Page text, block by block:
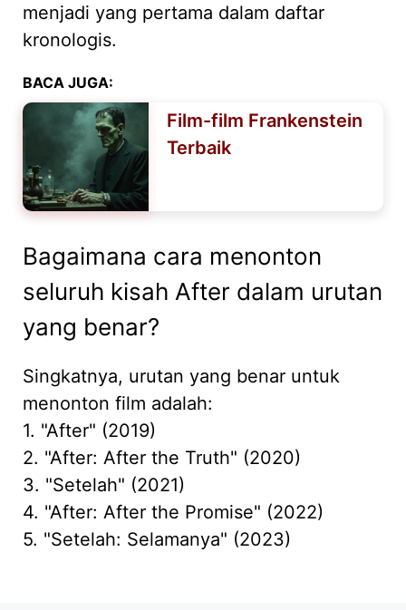
menjadi yang pertama dalam daftar
kronologis.
BACA JUGA:
Film-film Frankenstein
Terbaik
Bagaimana cara menonton
seluruh kisah After dalam urutan
yang benar?
Singkatnya, urutan yang benar untuk
menonton film adalah:
1. "After" (2019)
2. "After: After the Truth" (2020)
3. "Setelah" (2021)
4. "After: After the Promise" (2022)
5. "Setelah: Selamanya" (2023)